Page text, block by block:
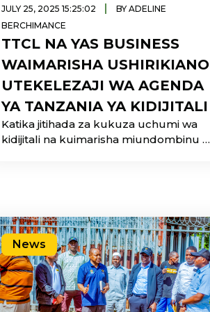
JULY 25, 2025 15:25:02 |
BY ADELINE
BERCHIMANCE
TTCL NA YAS BUSINESS
WAIMARISHA USHIRIKIANO
UTEKELEZAJI WA AGENDA
YA TANZANIA YA KIDIJITALI
Katika jitihada za kukuza uchumi wa
kidijitali na kuimarisha miundombinu ya
News